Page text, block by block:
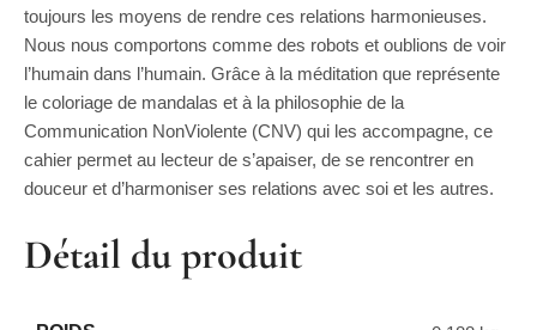
Détail du produit
toujours les moyens de rendre ces relations harmonieuses.
Nous nous comportons comme des robots et oublions de voir
l’humain dans l’humain. Grâce à la méditation que représente
le coloriage de mandalas et à la philosophie de la
Communication NonViolente (CNV) qui les accompagne, ce
cahier permet au lecteur de s’apaiser, de se rencontrer en
douceur et d’harmoniser ses relations avec soi et les autres.